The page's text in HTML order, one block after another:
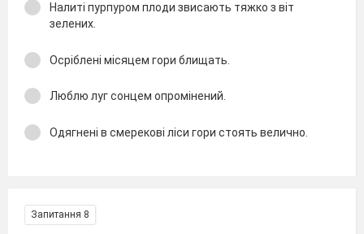
Налиті пурпуром плоди звисають тяжко з віт
зелених.
Осріблені місяцем гори блищать.
Люблю луг сонцем опромінений.
Одягнені в смерекові ліси гори стоять велично.
Запитання 8